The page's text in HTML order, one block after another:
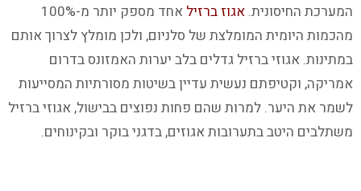
המערכת החיסונית. אגוז ברזיל
אחד מספק יותר מ-100%
מהכמות היומית המומלצת של סלניום, ולכן מומלץ לצרוך אותם
במתינות. אגוזי ברזיל גדלים בלב יערות האמזונס בדרום
אמריקה, וקטיפתם נעשית עדיין בשיטות מסורתיות המסייעות
לשמר את היער. למרות שהם פחות נפוצים בבישול, אגוזי ברזיל
משתלבים היטב בתערובות אגוזים, בדגני בוקר ובקינוחים.